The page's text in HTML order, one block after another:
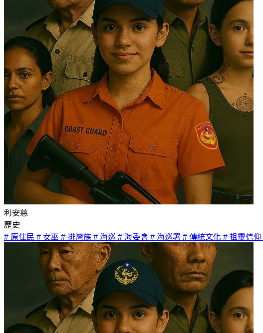
利安慈
歷史
# 原住民 # 女巫 # 排灣族 # 海巡 # 海委會 # 海巡署 # 傳統文化 # 祖靈信仰